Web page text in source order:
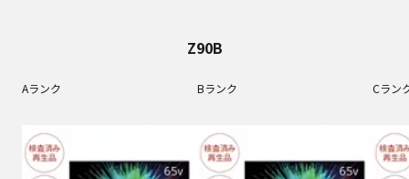
Z90B
Aランク Bランク Cラン